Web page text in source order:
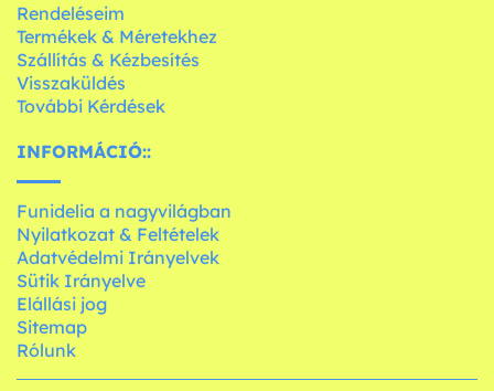
Rendeléseim
Termékek & Méretekhez
Szállítás & Kézbesítés
Visszaküldés
További Kérdések
INFORMÁCIÓ::
Funidelia a nagyvilágban
Nyilatkozat & Feltételek
Adatvédelmi Irányelvek
Sütik Irányelve
Elállási jog
Sitemap
Rólunk